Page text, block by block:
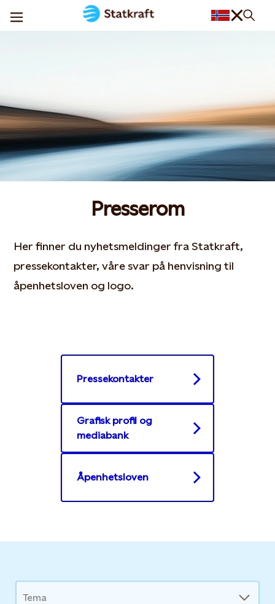
Presserom
Her finner du nyhetsmeldinger fra Statkraft,
pressekontakter, våre svar på henvisning til
åpenhetsloven og logo.
Pressekontakter
Grafisk profil og
mediabank
Åpenhetsloven
News
Tema